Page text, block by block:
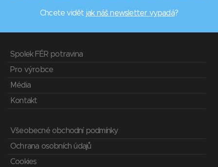
Chcete vidět jak náš newsletter vypadá?
Spolek FÉR potravina
Pro výrobce
Média
Kontakt
Všeobecné obchodní podmínky
Ochrana osobních údajů
Cookies